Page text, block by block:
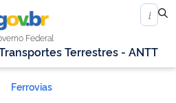
Federal
Terrestres - ANTT
Ferrovias